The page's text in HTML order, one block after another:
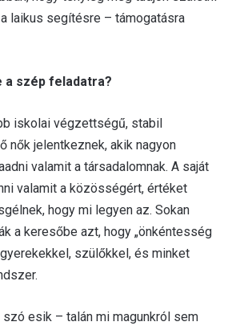
laikus segítésre – támogatásra
a szép feladatra?
iskolai végzettségű, stabil
nők jelentkeznek, akik nagyon
valamit a társadalomnak. A saját
valamit a közösségért, értéket
hogy mi legyen az. Sokan
a keresőbe azt, hogy „önkéntesség
szülőkkel, és minket
szó esik – talán mi magunkról sem